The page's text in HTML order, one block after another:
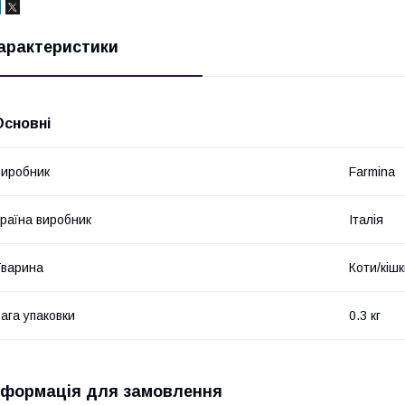
Farmina
виробник Італія
Коти/
упаковки 0.3 кг
для замовлення